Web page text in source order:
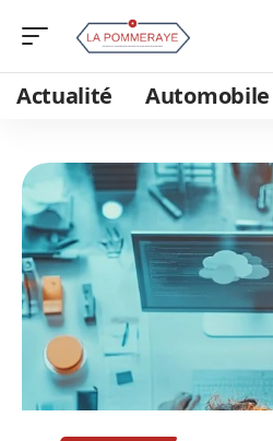
Actualité Automobile